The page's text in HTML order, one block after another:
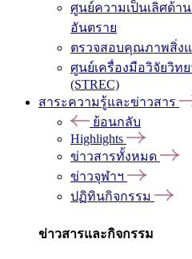
ศูนย์ความเป็นเลิศด้า
อันตราย
ตรวจสอบคุณภาพสิ่ง
ศูนย์เครื่องมือวิจัยวิท
(STREC)
สาระความรู้และข่าวสาร
ย้อนกลับ
Highlights
ข่าวสารทั้งหมด
ข่าวจุฬาฯ
ปฏิทินกิจกรรม
ข่าวสารและกิจกรรม